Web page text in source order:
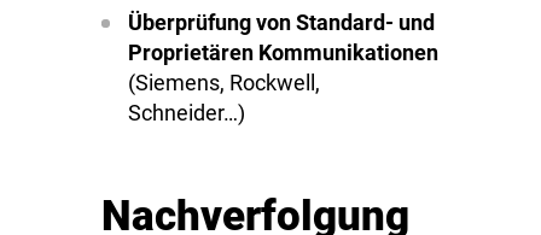
Überprüfung von Standard- und
Proprietären Kommunikationen
(Siemens, Rockwell,
Schneider…)
Nachverfolgung